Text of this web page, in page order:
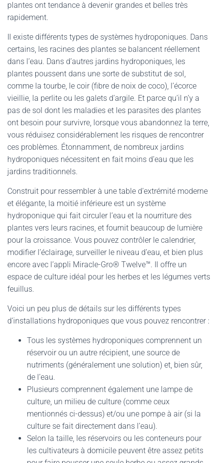
plantes ont tendance à devenir grandes et belles très
rapidement.
Il existe différents types de systèmes hydroponiques. Dans
certains, les racines des plantes se balancent réellement
dans l’eau. Dans d’autres jardins hydroponiques, les
plantes poussent dans une sorte de substitut de sol,
comme la tourbe, le coir (fibre de noix de coco), l’écorce
vieillie, la perlite ou les galets d’argile. Et parce qu’il n’y a
pas de sol dont les maladies et les parasites des plantes
ont besoin pour survivre, lorsque vous abandonnez la terre,
vous réduisez considérablement les risques de rencontrer
ces problèmes. Étonnamment, de nombreux jardins
hydroponiques nécessitent en fait moins d’eau que les
jardins traditionnels.
Construit pour ressembler à une table d’extrémité moderne
et élégante, la moitié inférieure est un système
hydroponique qui fait circuler l’eau et la nourriture des
plantes vers leurs racines, et fournit beaucoup de lumière
pour la croissance. Vous pouvez contrôler le calendrier,
modifier l’éclairage, surveiller le niveau d’eau, et bien plus
encore avec l’appli Miracle-Gro® Twelve™. Il offre un
espace de culture idéal pour les herbes et les légumes verts
feuillus.
Voici un peu plus de détails sur les différents types
d’installations hydroponiques que vous pouvez rencontrer :
Tous les systèmes hydroponiques comprennent un
réservoir ou un autre récipient, une source de
nutriments (généralement une solution) et, bien sûr,
de l’eau.
Plusieurs comprennent également une lampe de
culture, un milieu de culture (comme ceux
mentionnés ci-dessus) et/ou une pompe à air (si la
culture se fait directement dans l’eau).
Selon la taille, les réservoirs ou les conteneurs pour
les cultivateurs à domicile peuvent être assez petits